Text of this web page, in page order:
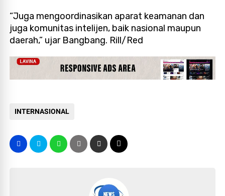
“Juga mengoordinasikan aparat keamanan dan
juga komunitas intelijen, baik nasional maupun
daerah,” ujar Bangbang. Rill/Red
INTERNASIONAL